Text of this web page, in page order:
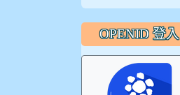
OPENID 登入